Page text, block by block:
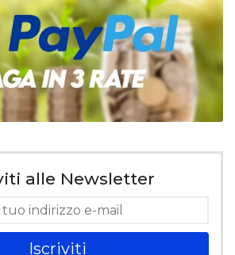
alle Newsletter
Iscriviti